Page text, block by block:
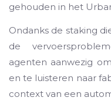
gehouden in het
Ondanks de staking
de
agenten aanwezig
en te luisteren naar
context van een